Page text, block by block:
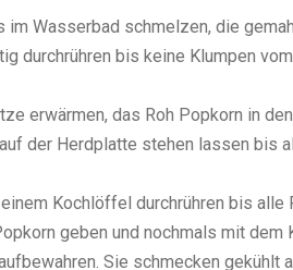
Wasserbad schmelzen, die
durchrühren bis keine Klumpen vom
erwärmen, das Roh Popkorn in
der Herdplatte stehen lassen bis
Kochlöffel durchrühren bis alle
geben und nochmals mit dem
Sie schmecken gekühlt